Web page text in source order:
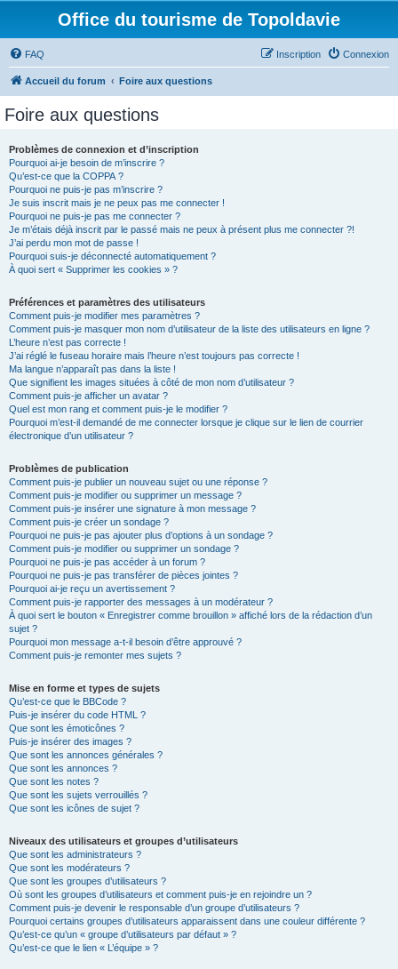
Office du tourisme de Topoldavie
FAQ Connexion
Inscription
Accueil du forum Foire aux questions
Foire aux questions
Problèmes de connexion et d’inscription
Pourquoi ai-je besoin de m’inscrire ?
Qu’est-ce que la COPPA ?
Pourquoi ne puis-je pas m’inscrire ?
Je suis inscrit mais je ne peux pas me connecter !
Pourquoi ne puis-je pas me connecter ?
Je m’étais déjà inscrit par le passé mais ne peux à présent plus me connecter ?!
J’ai perdu mon mot de passe !
Pourquoi suis-je déconnecté automatiquement ?
À quoi sert « Supprimer les cookies » ?
Préférences et paramètres des utilisateurs
Comment puis-je modifier mes paramètres ?
Comment puis-je masquer mon nom d’utilisateur de la liste des utilisateurs en ligne ?
L’heure n’est pas correcte !
J’ai réglé le fuseau horaire mais l’heure n’est toujours pas correcte !
Ma langue n’apparaît pas dans la liste !
Que signifient les images situées à côté de mon nom d’utilisateur ?
Comment puis-je afficher un avatar ?
Quel est mon rang et comment puis-je le modifier ?
Pourquoi m’est-il demandé de me connecter lorsque je clique sur le lien de courrier
électronique d’un utilisateur ?
Problèmes de publication
Comment puis-je publier un nouveau sujet ou une réponse ?
Comment puis-je modifier ou supprimer un message ?
Comment puis-je insérer une signature à mon message ?
Comment puis-je créer un sondage ?
Pourquoi ne puis-je pas ajouter plus d’options à un sondage ?
Comment puis-je modifier ou supprimer un sondage ?
Pourquoi ne puis-je pas accéder à un forum ?
Pourquoi ne puis-je pas transférer de pièces jointes ?
Pourquoi ai-je reçu un avertissement ?
Comment puis-je rapporter des messages à un modérateur ?
À quoi sert le bouton « Enregistrer comme brouillon » affiché lors de la rédaction d’un
sujet ?
Pourquoi mon message a-t-il besoin d’être approuvé ?
Comment puis-je remonter mes sujets ?
Mise en forme et types de sujets
Qu’est-ce que le BBCode ?
Puis-je insérer du code HTML ?
Que sont les émoticônes ?
Puis-je insérer des images ?
Que sont les annonces générales ?
Que sont les annonces ?
Que sont les notes ?
Que sont les sujets verrouillés ?
Que sont les icônes de sujet ?
Niveaux des utilisateurs et groupes d’utilisateurs
Que sont les administrateurs ?
Que sont les modérateurs ?
Que sont les groupes d’utilisateurs ?
Où sont les groupes d’utilisateurs et comment puis-je en rejoindre un ?
Comment puis-je devenir le responsable d’un groupe d’utilisateurs ?
Pourquoi certains groupes d’utilisateurs apparaissent dans une couleur différente ?
Qu’est-ce qu’un « groupe d’utilisateurs par défaut » ?
Qu’est-ce que le lien « L’équipe » ?